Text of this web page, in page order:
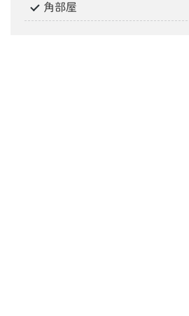
角部屋